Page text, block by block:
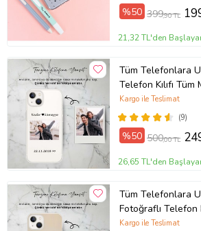
%50 399,90 TL
21,32 TL'den
Tüm Telefonlara
Telefon Kılıfı
Açıklamada
(9)
Kargo ile Teslimat
%50 500,00 TL
26,65 TL'den
Tüm Telefonlara
Fotoğraflı Telefon
Açıklamada
Kargo ile Teslimat